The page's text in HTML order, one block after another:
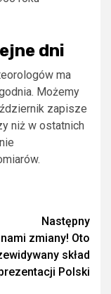
dni
ma
Możemy
zapisze
niż w ostatnich
Następny
zmiany! Oto
skład
Polski